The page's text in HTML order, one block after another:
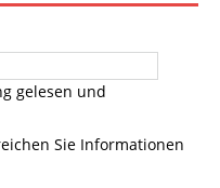
gelesen und
Sie Informationen